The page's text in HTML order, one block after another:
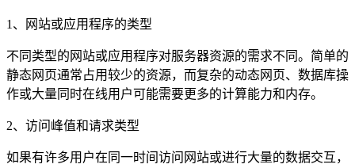
1、网站或应用程序的类型
不同类型的网站或应用程序对服务器资源的需求不同。简单的
静态网页通常占用较少的资源，而复杂的动态网页、数据库操
作或大量同时在线用户可能需要更多的计算能力和内存。
2、访问峰值和请求类型
如果有许多用户在同一时间访问网站或进行大量的数据交互，